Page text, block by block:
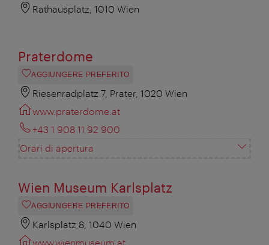
Rathausplatz, 1010 Wien
Praterdome
AGGIUNGERE PREFERITO
Riesenradplatz 7, Prater, 1020 Wien
www.praterdome.at
+43 1 908 11 92 900
Orari di apertura
Wien Museum Karlsplatz
AGGIUNGERE PREFERITO
Karlsplatz 8, 1040 Wien
www.wienmuseum.at